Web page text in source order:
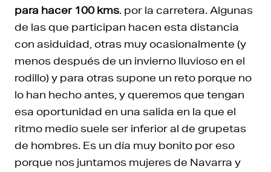
para hacer 100 kms. por la carretera. Algunas
de las que participan hacen esta distancia
con asiduidad, otras muy ocasionalmente (y
menos después de un invierno lluvioso en el
rodillo) y para otras supone un reto porque no
lo han hecho antes, y queremos que tengan
esa oportunidad en una salida en la que el
ritmo medio suele ser inferior al de grupetas
de hombres. Es un día muy bonito por eso
porque nos juntamos mujeres de Navarra y